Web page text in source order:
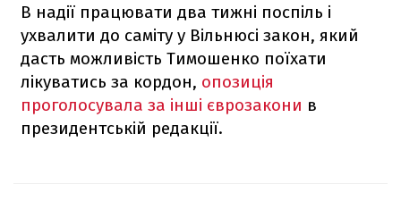
В надії працювати два тижні поспіль і
ухвалити до саміту у Вільнюсі закон, який
дасть можливість Тимошенко поїхати
лікуватись за кордон, опозиція
проголосувала за інші єврозакони в
президентській редакції.